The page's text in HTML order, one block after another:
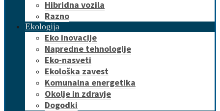
Hibridna vozila
Razno
Ekologija
Eko inovacije
Napredne tehnologije
Eko-nasveti
Ekološka zavest
Komunalna energetika
Okolje in zdravje
Dogodki